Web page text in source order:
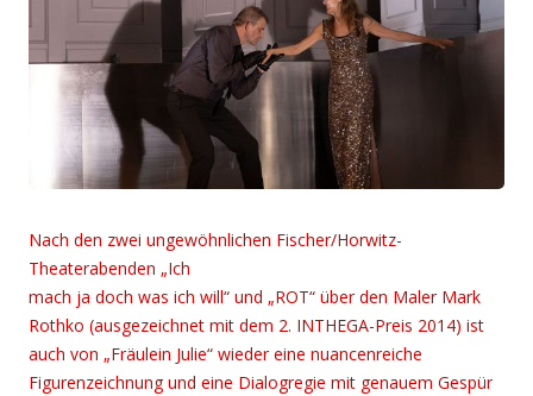
Nach den zwei ungewöhnlichen Fischer/Horwitz-
Theaterabenden „Ich
mach ja doch was ich will“ und „ROT“ über den Maler Mark
Rothko (ausgezeichnet mit dem 2. INTHEGA-Preis 2014) ist
auch von „Fräulein Julie“ wieder eine nuancenreiche
Figurenzeichnung und eine Dialogregie mit genauem Gespür